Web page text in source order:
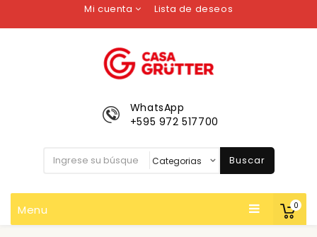
Mi cuenta Lista de deseos
0
WhatsApp
+595 972 517700
Buscar
Menu